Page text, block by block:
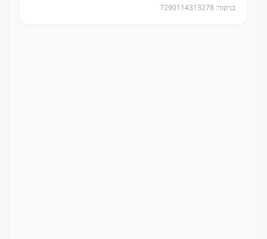
ברקוד: 7290114313278